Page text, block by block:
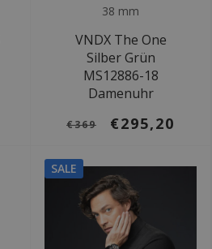
38 mm
VNDX The One
Silber Grün
MS12886-18
Damenuhr
€369 €295,20
SALE